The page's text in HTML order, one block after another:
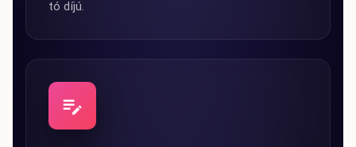
tó díjú.